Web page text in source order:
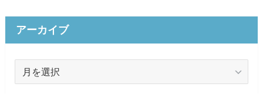
リ
ー
アーカイブ